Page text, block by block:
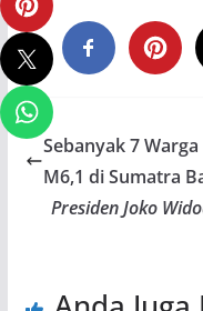
Sebanyak 7
M6,1 di Sumatra
Presiden Joko